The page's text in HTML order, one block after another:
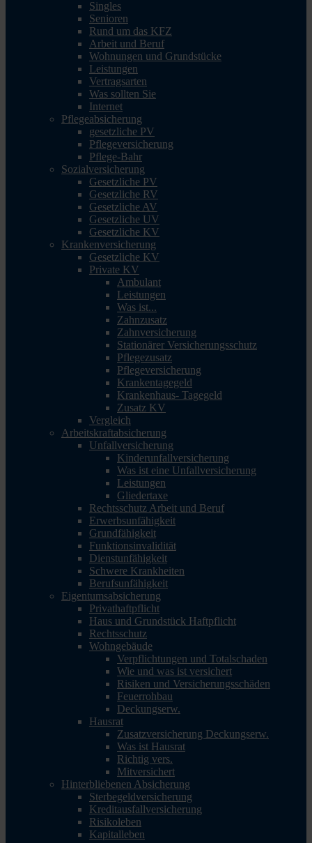
Singles
Senioren
Rund um das KFZ
Arbeit und Beruf
Wohnungen und Grundstücke
Leistungen
Vertragsarten
Was sollten Sie
Internet
Pflegeabsicherung
gesetzliche PV
Pflegeversicherung
Pflege-Bahr
Sozialversicherung
Gesetzliche PV
Gesetzliche RV
Gesetzliche AV
Gesetzliche UV
Gesetzliche KV
Krankenversicherung
Gesetzliche KV
Private KV
Ambulant
Leistungen
Was ist...
Zahnzusatz
Zahnversicherung
Stationärer Versicherungsschutz
Pflegezusatz
Pflegeversicherung
Krankentagegeld
Krankenhaus- Tagegeld
Zusatz KV
Vergleich
Arbeitskraftabsicherung
Unfallversicherung
Kinderunfallversicherung
Was ist eine Unfallversicherung
Leistungen
Gliedertaxe
Rechtsschutz Arbeit und Beruf
Erwerbsunfähigkeit
Grundfähigkeit
Funktionsinvalidität
Dienstunfähigkeit
Schwere Krankheiten
Berufsunfähigkeit
Eigentumsabsicherung
Privathaftpflicht
Haus und Grundstück Haftpflicht
Rechtsschutz
Wohngebäude
Verpflichtungen und Totalschaden
Wie und was ist versichert
Risiken und Versicherungsschäden
Feuerrohbau
Deckungserw.
Hausrat
Zusatzversicherung Deckungserw.
Was ist Hausrat
Richtig vers.
Mitversichert
Hinterbliebenen Absicherung
Sterbegeldversicherung
Kreditausfallversicherung
Risikoleben
Kapitalleben